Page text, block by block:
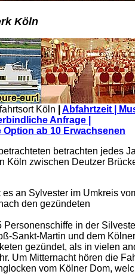
Köln
Köln
Abfahrtzeit |
Anfrage |
ab 10 Erwachsenen
betrachten jedes
Köln zwischen Deutzer
an Sylvester im Umkreis
den gezündeten
in der
Sankt-Martin und dem
gezündet, als in vielen
Um Mitternacht hören die
vom Kölner Dom,